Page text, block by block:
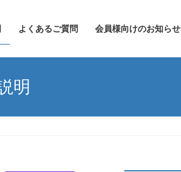
よくあるご質問 会員様向けのお知らせ
明